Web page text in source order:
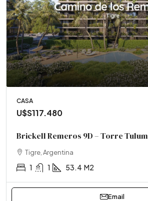
CASA
U$S117.480
Brickell Remeros 9D – Torre Tulum
Tigre, Argentina
1 1 53.4 M2
Email